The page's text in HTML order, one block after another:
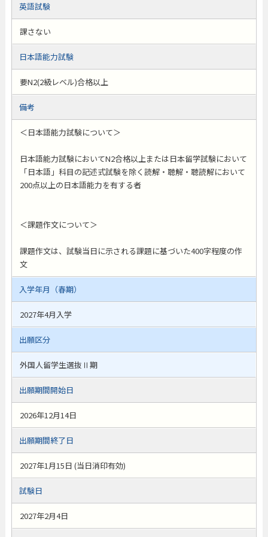
英語試験
課さない
日本語能力試験
要N2(2級レベル)合格以上
備考
＜日本語能力試験について＞
日本語能力試験においてN2合格以上または日本留学試験において
「日本語」科目の記述式試験を除く読解・聴解・聴読解において
200点以上の日本語能力を有する者
＜課題作文について＞
課題作文は、試験当日に示される課題に基づいた400字程度の作
文
入学年月（春期）
2027年4月入学
出願区分
外国人留学生選抜Ⅱ期
出願期間開始日
2026年12月14日
出願期間終了日
2027年1月15日 (当日消印有効)
試験日
2027年2月4日